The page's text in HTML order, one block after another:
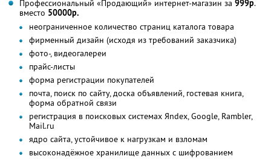
Профессиональный «Продающий» интернет-магазин за 999р.
вместо 50000р.
неограниченное количество страниц каталога товара
фирменный дизайн (исходя из требований заказчика)
фото-, видеогалереи
прайс-листы
форма регистрации покупателей
почта, поиск по сайту, доска объявлений, гостевая книга,
форма обратной связи
регистрация в поисковых системах Яndex, Google, Rambler,
Mail.ru
ядро сайта, устойчивое к нагрузкам и взломам
высоконадёжное хранилище данных с шифрованием